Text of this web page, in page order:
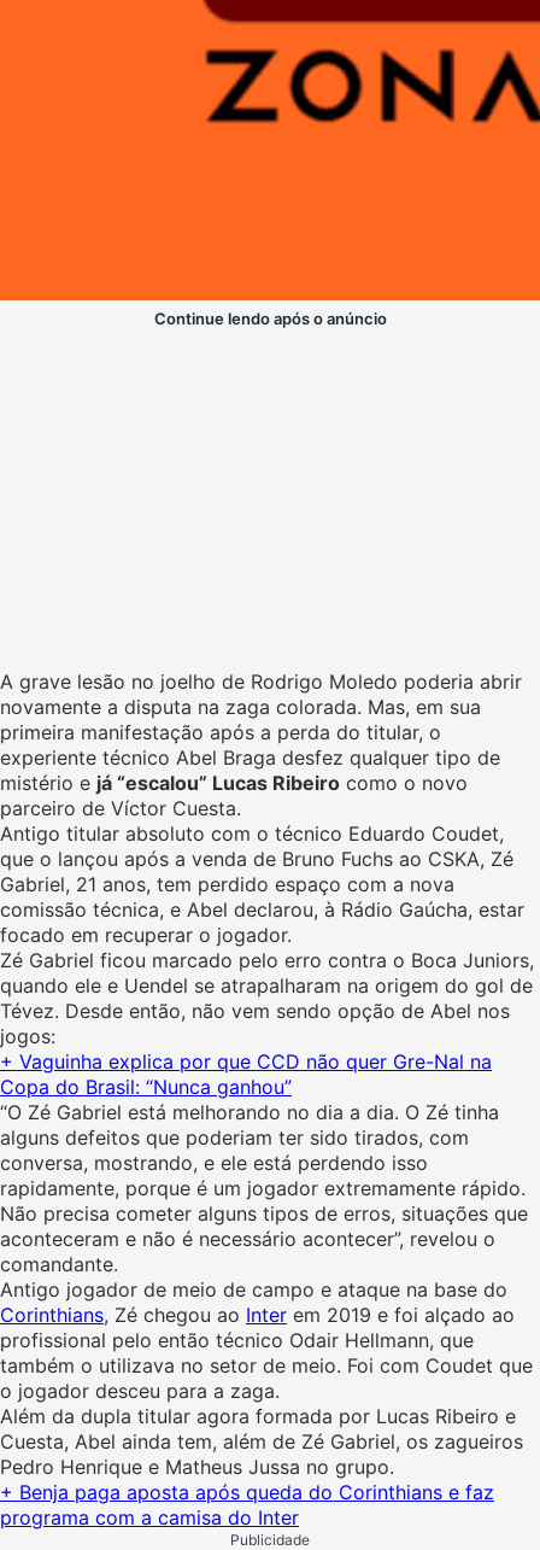
Continue lendo após o anúncio
A grave lesão no joelho de Rodrigo Moledo poderia abrir
novamente a disputa na zaga colorada. Mas, em sua
primeira manifestação após a perda do titular, o
experiente técnico Abel Braga desfez qualquer tipo de
mistério e já “escalou” Lucas Ribeiro como o novo
parceiro de Víctor Cuesta.
Antigo titular absoluto com o técnico Eduardo Coudet,
que o lançou após a venda de Bruno Fuchs ao CSKA, Zé
Gabriel, 21 anos, tem perdido espaço com a nova
comissão técnica, e Abel declarou, à Rádio Gaúcha, estar
focado em recuperar o jogador.
Zé Gabriel ficou marcado pelo erro contra o Boca Juniors,
quando ele e Uendel se atrapalharam na origem do gol de
Tévez. Desde então, não vem sendo opção de Abel nos
jogos:
+ Vaguinha explica por que CCD não quer Gre-Nal na
Copa do Brasil: “Nunca ganhou”
“O Zé Gabriel está melhorando no dia a dia. O Zé tinha
alguns defeitos que poderiam ter sido tirados, com
conversa, mostrando, e ele está perdendo isso
rapidamente, porque é um jogador extremamente rápido.
Não precisa cometer alguns tipos de erros, situações que
aconteceram e não é necessário acontecer”, revelou o
comandante.
Antigo jogador de meio de campo e ataque na base do
Corinthians, Zé chegou ao Inter em 2019 e foi alçado ao
profissional pelo então técnico Odair Hellmann, que
também o utilizava no setor de meio. Foi com Coudet que
o jogador desceu para a zaga.
Além da dupla titular agora formada por Lucas Ribeiro e
Cuesta, Abel ainda tem, além de Zé Gabriel, os zagueiros
Pedro Henrique e Matheus Jussa no grupo.
+ Benja paga aposta após queda do Corinthians e faz
programa com a camisa do Inter
Publicidade